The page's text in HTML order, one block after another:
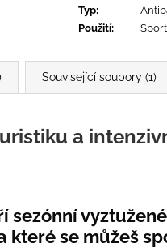
Typ:
Použití:
Související soubory (1)
a
sezónní
které se můžeš